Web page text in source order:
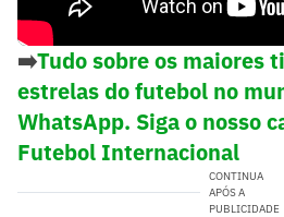
➡️Tudo sobre os maiores
estrelas do futebol no
WhatsApp. Siga o nosso
Futebol Internacional
CONTINUA
APÓS A
PUBLICIDADE